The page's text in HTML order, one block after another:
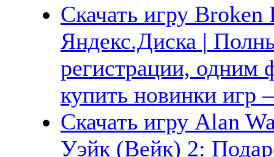
Скачать игру
Яндекс.Диска |
регистрации, одним
купить новинки
Скачать игру Alan
Уэйк (Вейк) 2: